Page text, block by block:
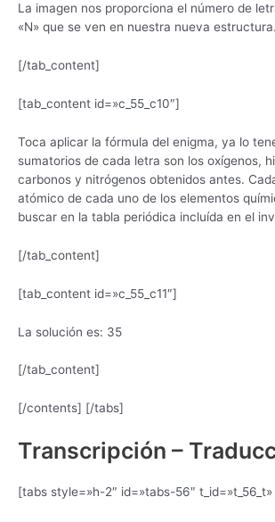
La imagen nos proporciona el número de
«N» que se ven en nuestra nueva estructura.
[/tab_content]
[tab_content id=»c_55_c10″]
Toca aplicar la fórmula del enigma, ya lo
sumatorios de cada letra son los oxígenos,
carbonos y nitrógenos obtenidos antes.
atómico de cada uno de los elementos
buscar en la tabla periódica incluída en el
[/tab_content]
[tab_content id=»c_55_c11″]
La solución es: 35
[/tab_content]
[/contents] [/tabs]
Transcripción –
[tabs style=»h-2″ id=»tabs-56″ t_id=»t_56_t»